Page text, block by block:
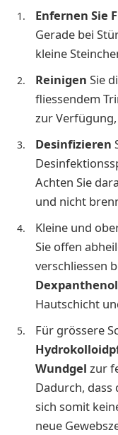
Enfernen Sie
Gerade bei
kleine
Reinigen Sie
fliessendem
zur
Desinfizieren
Achten Sie
und nicht
Kleine und
Sie offen
verschliessen
Dexpanthenol
Hautschicht
Für grössere
Wundgel zur
Dadurch,
sich somit
neue